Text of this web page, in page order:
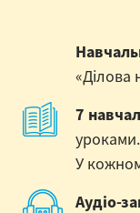
«Ділова
7
уроками.
У
Аудіо-